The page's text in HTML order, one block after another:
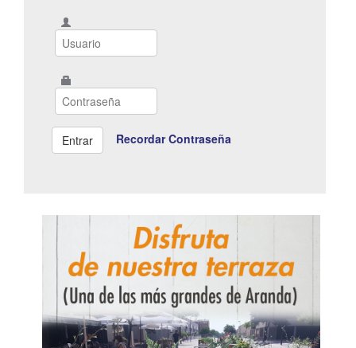
Recordar Contraseña